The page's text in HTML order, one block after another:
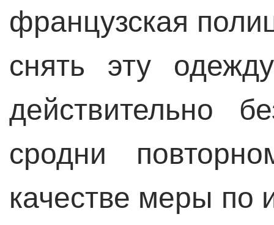
французская
снять эту
действительно
сродни
качестве меры по